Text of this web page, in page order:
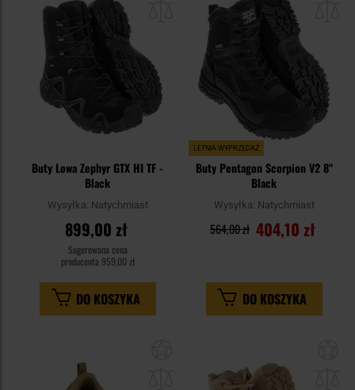
schowka
Buty Lowa Zephyr GTX HI TF -
Black
Wysyłka: Natychmiast
899,00 zł
Sugerowana cena
producenta 959,00 zł
DO KOSZYKA
LETNIA WYPRZEDAŻ
Buty Pentagon Scorpion V2 8"
Black
Wysyłka: Natychmiast
404,10 zł
564,00 zł
DO KOSZYKA
schowka